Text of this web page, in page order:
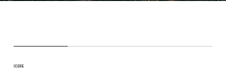
SOBRE